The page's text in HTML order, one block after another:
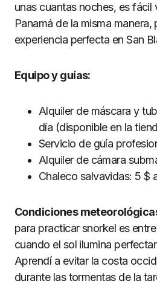
unas cuantas noches, es fácil
Panamá de la misma
experiencia perfecta en San
Equipo y guías:
Alquiler de máscara y
día (disponible en la
Servicio de guía
Alquiler de cámara
Chaleco salvavidas: 5 $
Condiciones
para practicar snorkel es
cuando el sol ilumina
Aprendí a evitar la costa
durante las tormentas de la